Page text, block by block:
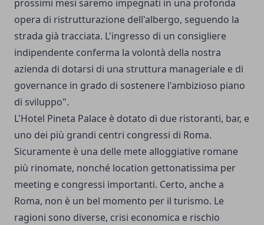
prossimi mesi saremo impegnati in una profonda
opera di ristrutturazione dell'albergo, seguendo la
strada già tracciata. L'ingresso di un consigliere
indipendente conferma la volontà della nostra
azienda di dotarsi di una struttura manageriale e di
governance in grado di sostenere l'ambizioso piano
di sviluppo".
L'Hotel Pineta Palace è dotato di due ristoranti, bar, e
uno dei più grandi centri congressi di Roma.
Sicuramente è una delle mete alloggiative romane
più rinomate, nonché location gettonatissima per
meeting e congressi importanti. Certo, anche a
Roma, non è un bel momento per il turismo. Le
ragioni sono diverse, crisi economica e rischio